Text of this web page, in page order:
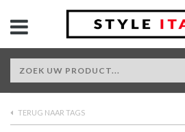
TERUG NAAR TAGS